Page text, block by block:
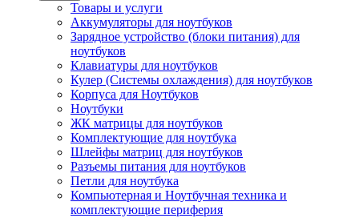
Товары и услуги
Аккумуляторы для ноутбуков
Зарядное устройство (блоки питания) для
ноутбуков
Клавиатуры для ноутбуков
Кулер (Системы охлаждения) для ноутбуков
Корпуса для Ноутбуков
Ноутбуки
ЖК матрицы для ноутбуков
Комплектующие для ноутбука
Шлейфы матриц для ноутбуков
Разъемы питания для ноутбуков
Петли для ноутбука
Компьютерная и Ноутбучная техника и
комплектующие периферия